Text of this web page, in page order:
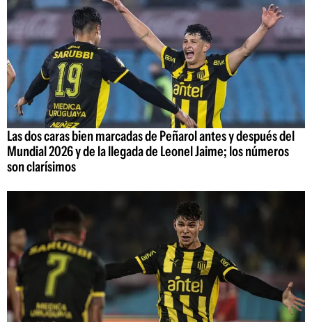
Las dos caras bien marcadas de Peñarol antes y después del
Mundial 2026 y de la llegada de Leonel Jaime; los números
son clarísimos